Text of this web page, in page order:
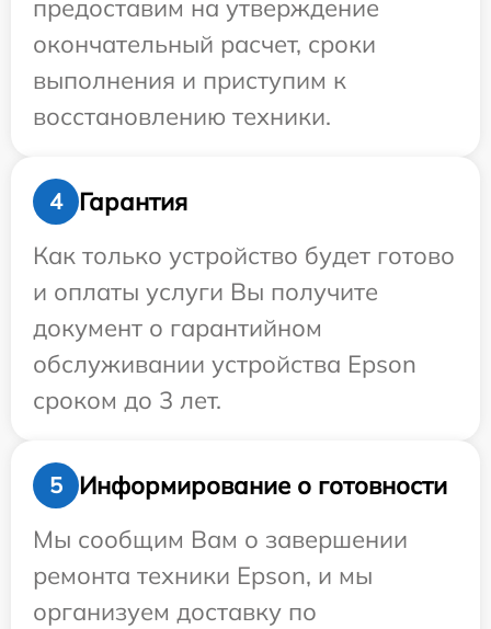
предоставим на утверждение
окончательный расчет, сроки
выполнения и приступим к
восстановлению техники.
4
Гарантия
Как только устройство будет готово
и оплаты услуги Вы получите
документ о гарантийном
обслуживании устройства Epson
сроком до 3 лет.
5
Информирование о готовности
Мы сообщим Вам о завершении
ремонта техники Epson, и мы
организуем доставку по